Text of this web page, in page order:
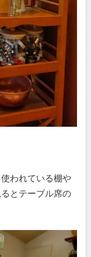
われている棚や
とテーブル席の